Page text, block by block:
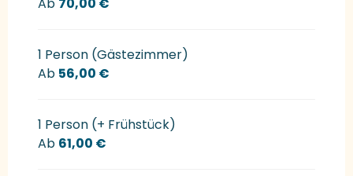
1 Person (Gästezimmer)
Ab 56,00 €
1 Person (+ Frühstück)
Ab 61,00 €